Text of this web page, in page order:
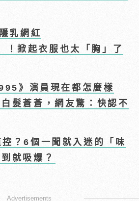
乳網紅
掀起衣服也太「胸」了
》演員現在都怎麼樣
髮蒼蒼，網友驚：快認不
？6個一聞就入迷的「味
就吸爆？
Advertisements